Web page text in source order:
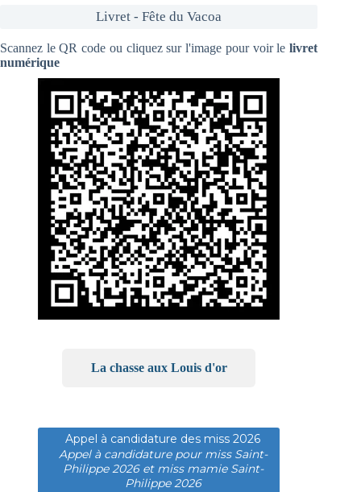
Livret - Fête du Vacoa
Scannez le QR code ou cliquez sur l'image pour voir lelivret
numérique
La chasse aux Louis d'or
Appel à candidature des miss 2026
Appel à candidature pour miss Saint-
Philippe 2026 et miss mamie Saint-
Philippe 2026